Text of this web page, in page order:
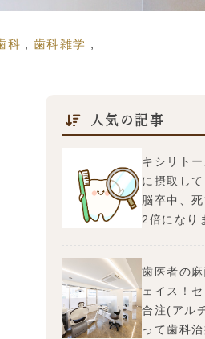
科
歯科雑学
人気の記事
キシリトー
に摂取して
脳卒中、
2倍になり
歯医者の
ェイス！
合注(アル
って歯科